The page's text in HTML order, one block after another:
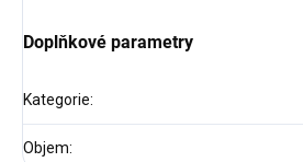
Doplňkové parametry
Kategorie:
Objem: